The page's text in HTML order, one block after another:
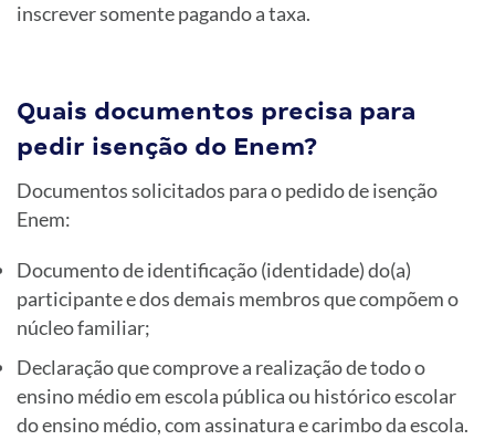
inscrever somente pagando a taxa.
Quais documentos precisa para
pedir isenção do Enem?
Documentos solicitados para o pedido de isenção
Enem:
Documento de identificação (identidade) do(a)
participante e dos demais membros que compõem o
núcleo familiar;
Declaração que comprove a realização de todo o
ensino médio em escola pública ou histórico escolar
do ensino médio, com assinatura e carimbo da escola.